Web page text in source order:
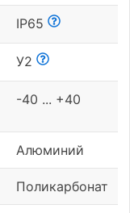
IP65
У2
-40 ... +40
Алюминий
Поликарбонат